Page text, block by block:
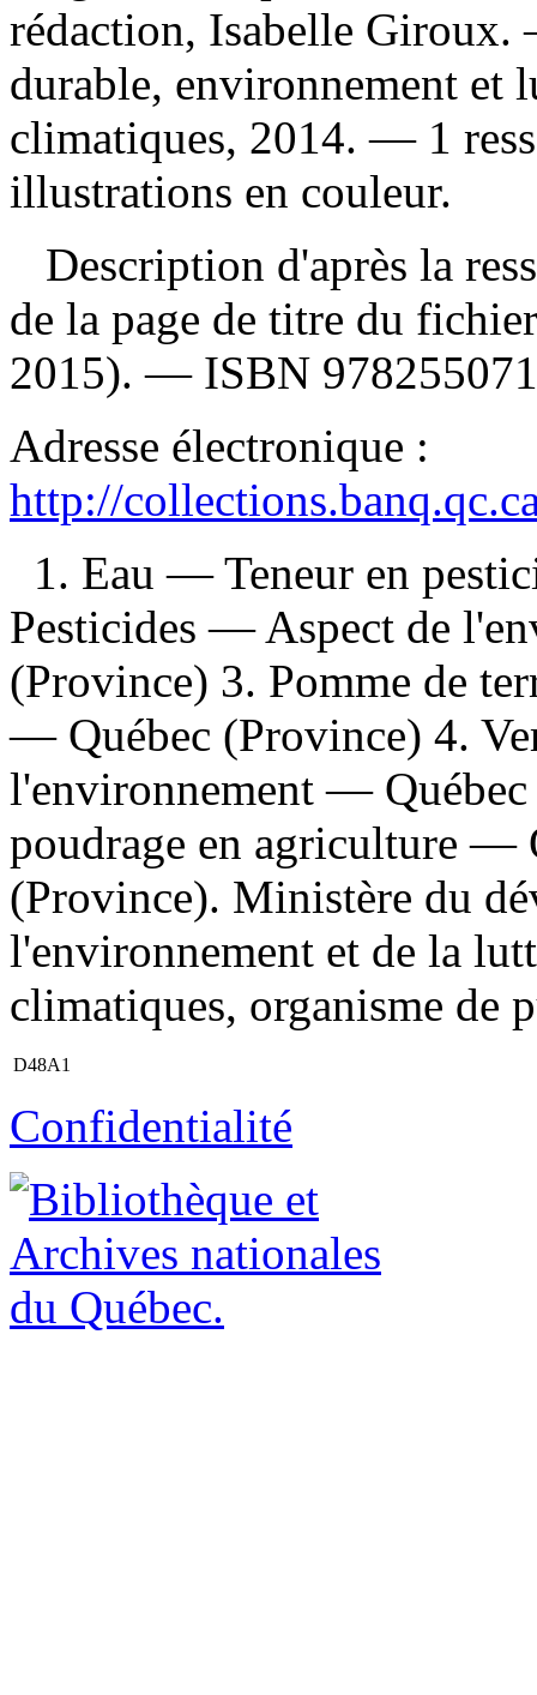
rédaction, Isabelle
durable, environnement et
climatiques, 2014. — 1
illustrations en couleur.
Description d'après la
de la page de titre du
2015). — ISBN
Adresse électronique :
http://
1. Eau — Teneur en
Pesticides — Aspect de
(Province) 3. Pomme de
— Québec (Province) 4.
l'environnement —
poudrage en agriculture —
(Province). Ministère du
l'environnement et de la
climatiques, organisme de
D48A1
Confidentialité